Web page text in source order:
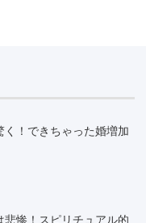
！できちゃった婚増加
悲惨！スピリチュアル的